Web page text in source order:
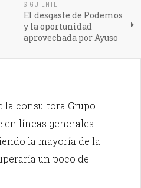
SIGUIENTE
El desgaste de Podemos
y la oportunidad
aprovechada por Ayuso
la consultora Grupo
en líneas generales
la mayoría de la
un poco de